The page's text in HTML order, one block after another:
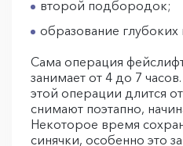
второй подбородок;
образование
Сама операция
занимает от 4 до 7
этой операции длится
снимают поэтапно,
Некоторое время
синячки, особенно это